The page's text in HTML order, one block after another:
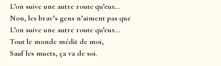
L’on suive une autre route qu’eux…
Non, les brav’s gens n’aiment pas que
L’on suive une autre route qu’eux…
Tout le monde médit de moi,
Sauf les muets, ça va de soi.